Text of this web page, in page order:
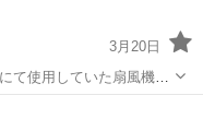
3月20日
動作確認して全く問題あ
電